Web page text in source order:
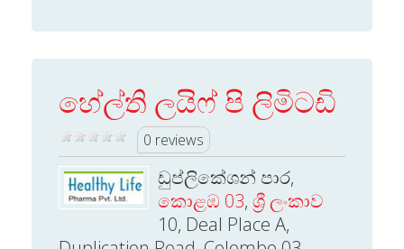
හේල්ති ලයිෆ් පි ලිමිටඩි
0 reviews
ඩුප්ලිකේශන් පාර,
කොළඹ 03, ශ්‍රී ලංකාව
10, Deal Place A,